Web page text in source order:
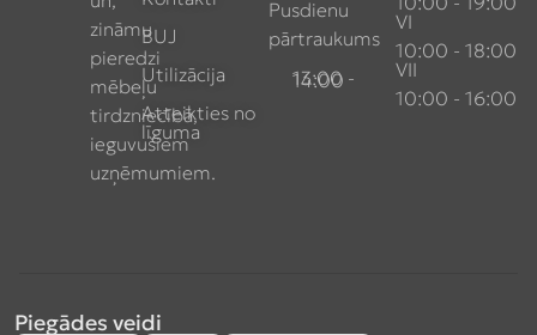
zināmu
pieredzi
mēbeļu
tirdzniecībā,
ieguvušiem
uzņēmumiem.
BUJ
Utilizācija
Atteikties no
līguma
Pusdienu
pārtraukums
13:00 - 14:00
VI
10:00 - 18:00
VII
10:00 - 16:00
Piegādes veidi